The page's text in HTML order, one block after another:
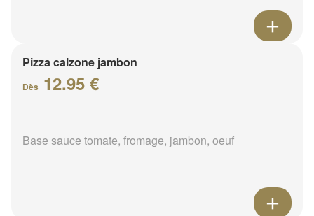
Pizza calzone jambon
Dès 12.95 €
Base sauce tomate, fromage, jambon, oeuf